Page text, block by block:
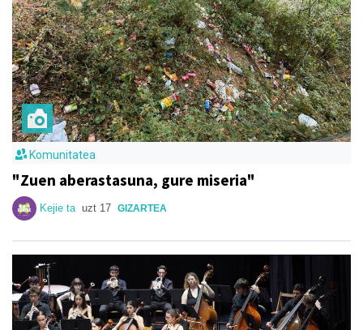
Komunitatea
"Zuen aberastasuna, gure miseria"
Kejie ta uzt 17 GIZARTEA